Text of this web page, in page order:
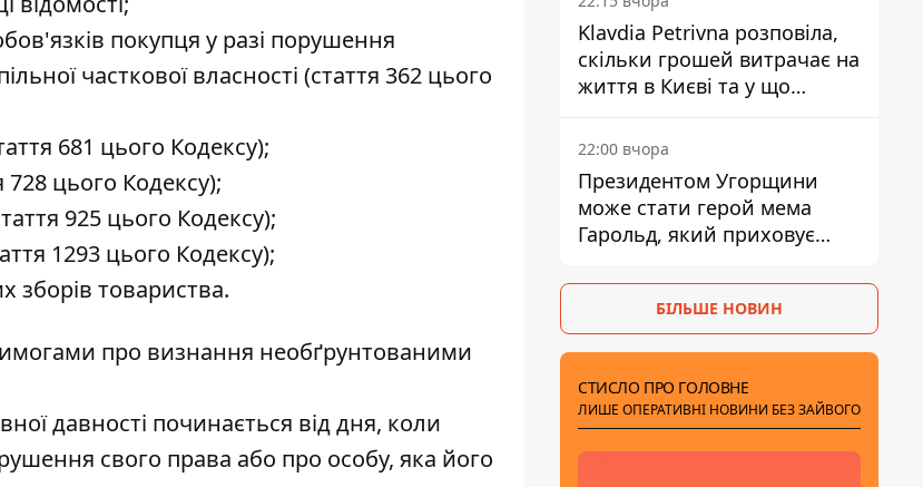
покупця у разі порушення
часткової власності (стаття 362 цього
681 цього Кодексу);
цього Кодексу);
925 цього Кодексу);
1293 цього Кодексу);
зборів товариства.
про визнання необґрунтованими
давності починається від дня, коли
свого права або про особу, яка його
Klavdia Petrivna розповіла,
скільки грошей витрачає на
життя в Києві та у що
вкладає мільйони
22:00 вчора
Президентом Угорщини
може стати герой мема
Гарольд, який приховує
голосування
БІЛЬШЕ НОВИН
СТИСЛО ПРО ГОЛОВНЕ
ЛИШЕ ОПЕРАТИВНІ НОВИНИ БЕЗ ЗАЙВОГО